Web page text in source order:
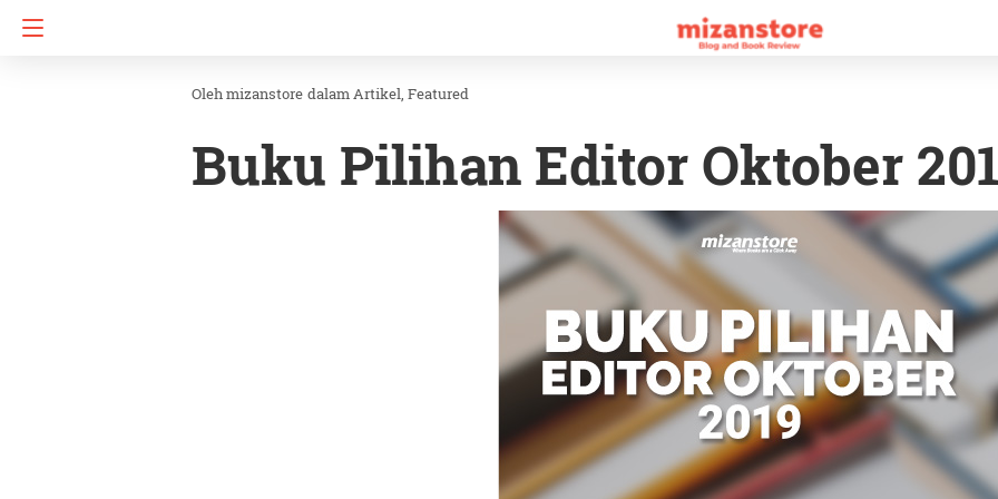
mizanstore dalamArtikel Featured
Buku Pilihan Editor Oktober